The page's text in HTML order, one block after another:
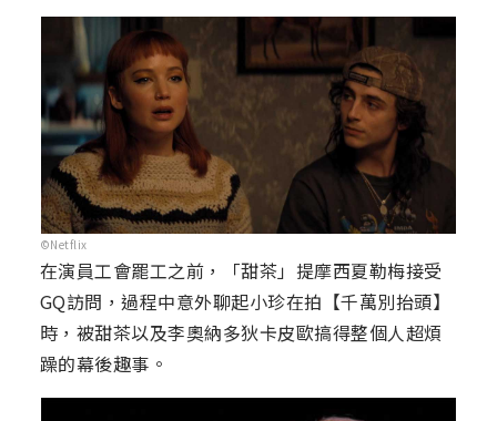
©Netflix
在演員工會罷工之前，「甜茶」提摩西夏勒梅接受
GQ訪問，過程中意外聊起小珍在拍【千萬別抬頭】
時，被甜茶以及李奧納多狄卡皮歐搞得整個人超煩
躁的幕後趣事。